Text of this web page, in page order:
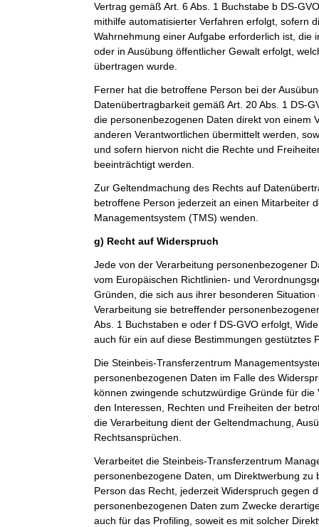
Vertrag gemäß Art. 6 Abs. 1 Buchstabe b DS-
mithilfe automatisierter Verfahren erfolgt, sofern
Wahrnehmung einer Aufgabe erforderlich ist, die
oder in Ausübung öffentlicher Gewalt erfolgt,
übertragen wurde.
Ferner hat die betroffene Person bei der
Datenübertragbarkeit gemäß Art. 20 Abs. 1 DS-
die personenbezogenen Daten direkt von einem
anderen Verantwortlichen übermittelt werden,
und sofern hiervon nicht die Rechte und
beeinträchtigt werden.
Zur Geltendmachung des Rechts auf
betroffene Person jederzeit an einen Mitarbeiter
Managementsystem (TMS) wenden.
g) Recht auf Widerspruch
Jede von der Verarbeitung personenbezogener
vom Europäischen Richtlinien- und
Gründen, die sich aus ihrer besonderen
Verarbeitung sie betreffender
Abs. 1 Buchstaben e oder f DS-GVO erfolgt,
auch für ein auf diese Bestimmungen gestütztes
Die Steinbeis-Transferzentrum
personenbezogenen Daten im Falle des
können zwingende schutzwürdige Gründe für
den Interessen, Rechten und Freiheiten der
die Verarbeitung dient der Geltendmachung,
Rechtsansprüchen.
Verarbeitet die Steinbeis-Transferzentrum
personenbezogene Daten, um Direktwerbung
Person das Recht, jederzeit Widerspruch gegen
personenbezogenen Daten zum Zwecke
auch für das Profiling, soweit es mit solcher